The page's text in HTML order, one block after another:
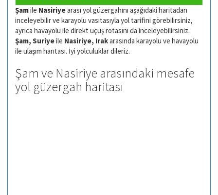
Şamile Nasiriyearası yol güzergahını aşağıdaki haritadan
inceleyebilir ve karayolu vasıtasıyla yol tarifini görebilirsiniz,
ayrıca havayolu ile direkt uçuş rotasını da inceleyebilirsiniz.
Şam, Suriyeile Nasiriye, Irakarasında karayolu ve havayolu
ile ulaşım harıtası. İyi yolculuklar dileriz.
Şam ve Nasiriye arasındaki mesafe
yol güzergah haritası